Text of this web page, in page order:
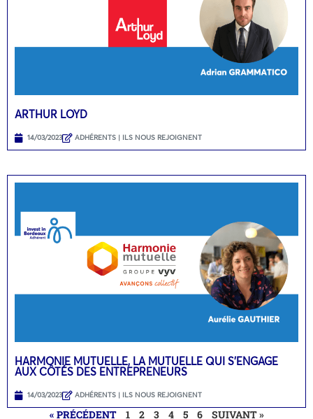
ARTHUR LOYD
14/03/2023 ADHÉRENTS | ILS NOUS REJOIGNENT
HARMONIE MUTUELLE, LA MUTUELLE QUI S’ENGAGE
AUX CÔTÉS DES ENTREPRENEURS
14/03/2023 ADHÉRENTS | ILS NOUS REJOIGNENT
« PRÉCÉDENT 1 2 3 4 5 6 SUIVANT »